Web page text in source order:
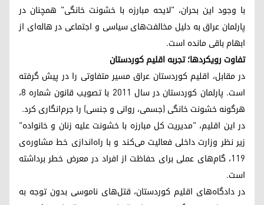
با وجود این بحران، "لایحه مبارزه با خشونت خانگی" همچنان در
پارلمان عراق به دلیل مخالفت‌های سیاسی و اجتماعی در هاله‌ای از
ابهام باقی مانده است.
تفاوت رویکردها؛ تجربه اقلیم کوردستان
در مقابل، اقلیم کوردستان عراق مسیر متفاوتی را در پیش گرفته
است. پارلمان کوردستان در سال ۲۰۱۱ با تصویب قانون شماره ۸،
هرگونه خشونت خانگی (جسمی، روانی و جنسی) را جرم‌انگاری کرد.
در این اقلیم، "مدیریت کل مبارزه با خشونت علیه زنان و خانواده"
زیر نظر وزارت داخلی فعالیت می‌کند و با راه‌اندازی خط مشاوره‌ی
۱۱۹، گام‌های عملی برای حفاظت از افراد در معرض خطر برداشته
است.
در دادگاه‌های اقلیم کوردستان، قتل‌های ناموسی بدون توجه به